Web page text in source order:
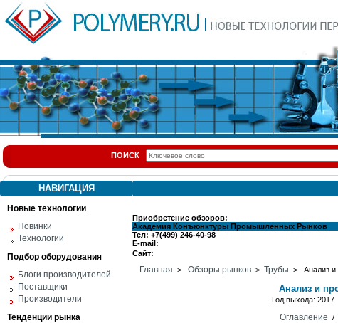
ПОИСК
НАВИГАЦИЯ
Новые технологии
Новинки
Технологии
Подбор оборудования
Блоги производителей
Поставщики
Производители
Тенденции рынка
Приобретение обзоров:
Академия Конъюнктуры Промышленных Рынков
Тел: +7(499) 246-40-98
E-mail:
Сайт:
Главная > Обзоры рынков > Трубы > Анализ и
Анализ и
Год выхода:
Оглавление /